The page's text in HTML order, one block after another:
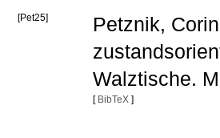
[Pet25]
Petznik,
Walztische.
[ BibTeX ]